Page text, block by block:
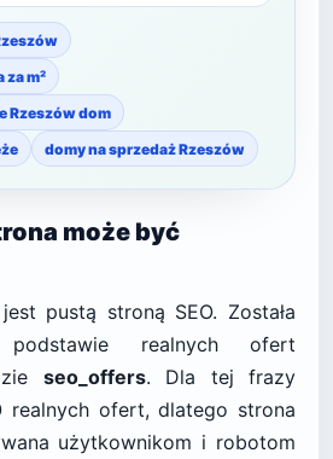
za m²
Rzeszów dom
domy na sprzedaż Rzeszów
może być
pustą stroną SEO. Została
realnych ofert
seo_offers. Dla tej frazy
realnych ofert, dlatego strona
użytkownikom i robotom